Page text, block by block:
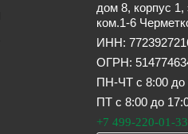
дом 8, корпус
ком.1-6
ИНН:
ОГРН:
ПН-ЧТ с 8:00 до
ПТ с 8:00 до
+7 499-220-01-33